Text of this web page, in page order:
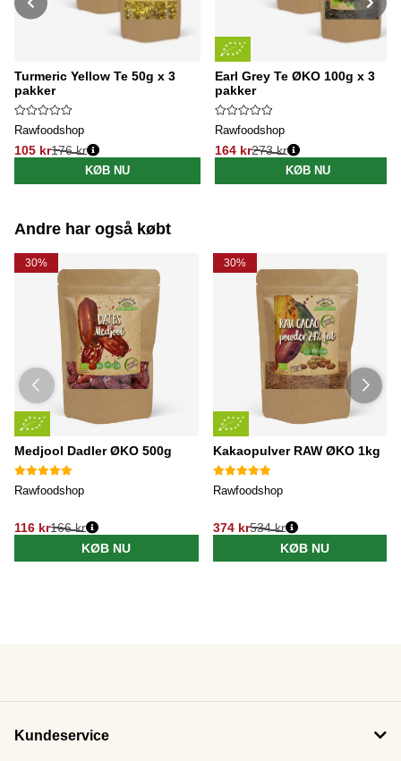
Turmeric Yellow Te 50g x 3
pakker
Rawfoodshop
105 kr
Normalpris:
176 kr
KØB NU
Earl Grey Te ØKO 100g x 3
pakker
Rawfoodshop
164 kr
Normalpris:
273 kr
KØB NU
Andre har også købt
30%
Medjool Dadler ØKO 500g
Rawfoodshop
116 kr166 kr
KØB NU
30%
Kakaopulver RAW ØKO 1kg
Rawfoodshop
374 kr534 kr
KØB NU
Kundeservice